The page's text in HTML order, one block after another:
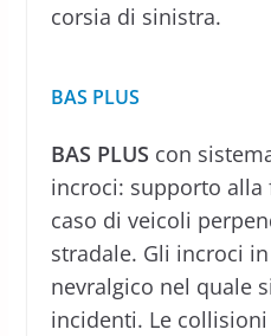
corsia di sinistra.
BAS PLUS
BAS PLUS con
incroci: supporto alla
caso di veicoli
stradale. Gli incroci
nevralgico nel quale
incidenti. Le